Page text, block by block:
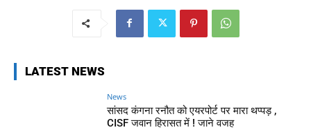
LATEST NEWS
News
सांसद कंगना रनौत को एयरपोर्ट पर मारा थप्पड़ ,
CISF जवान हिरासत में ! जाने वजह